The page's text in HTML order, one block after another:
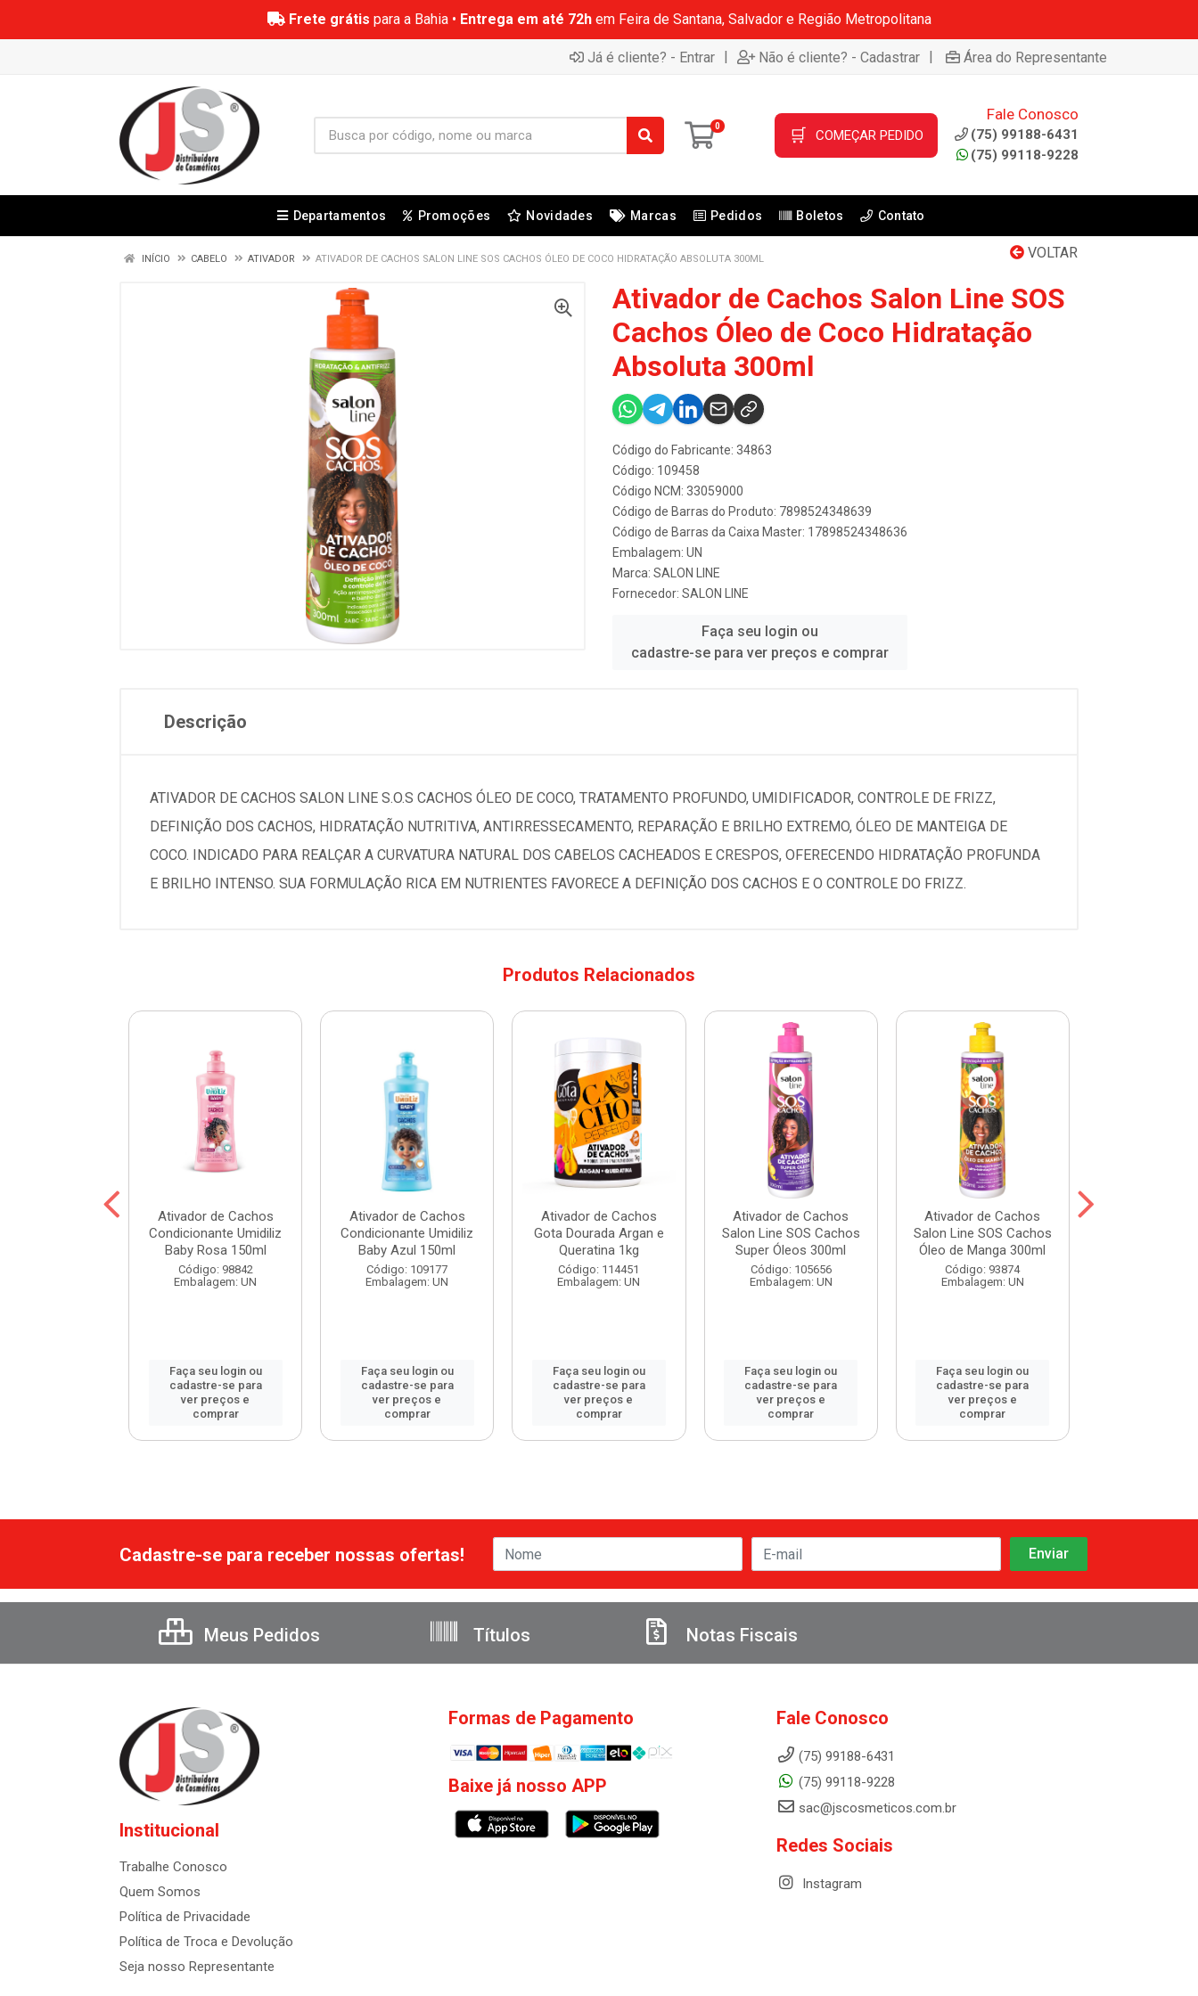
Frete grátis para a Bahia • Entrega em até 72hem Feira de Santana, Salvador e Região Metropolitana
Já é cliente? - Entrar | Não é cliente? - Cadastrar | Área do Representante
0 🛒 COMEÇAR PEDIDO
Fale Conosco
(75) 99188-6431
(75) 99118-9228
Departamentos Promoções Novidades Marcas Pedidos Boletos Contato
VOLTAR
INÍCIO CABELO ATIVADOR ATIVADOR DE CACHOS SALON LINE SOS CACHOS ÓLEO DE COCO HIDRATAÇÃO ABSOLUTA 300ML
Ativador de Cachos Salon Line SOS
Cachos Óleo de Coco Hidratação
Absoluta 300ml
Código do Fabricante: 34863
Código: 109458
Código NCM: 33059000
Código de Barras do Produto: 7898524348639
Código de Barras da Caixa Master: 17898524348636
Embalagem: UN
Marca: SALON LINE
Fornecedor: SALON LINE
Faça seu login ou
cadastre-se para ver preços e comprar
Descrição
ATIVADOR DE CACHOS SALON LINE S.O.S CACHOS ÓLEO DE COCO, TRATAMENTO PROFUNDO, UMIDIFICADOR, CONTROLE DE FRIZZ,
DEFINIÇÃO DOS CACHOS, HIDRATAÇÃO NUTRITIVA, ANTIRRESSECAMENTO, REPARAÇÃO E BRILHO EXTREMO, ÓLEO DE MANTEIGA DE
COCO. INDICADO PARA REALÇAR A CURVATURA NATURAL DOS CABELOS CACHEADOS E CRESPOS, OFERECENDO HIDRATAÇÃO PROFUNDA
E BRILHO INTENSO. SUA FORMULAÇÃO RICA EM NUTRIENTES FAVORECE A DEFINIÇÃO DOS CACHOS E O CONTROLE DO FRIZZ.
Produtos Relacionados
Ativador de Cachos
Condicionante Umidiliz
Baby Rosa 150ml
Código: 98842
Embalagem: UN
Faça seu login ou
cadastre-se para
ver preços e
comprar
Ativador de Cachos
Condicionante Umidiliz
Baby Azul 150ml
Código: 109177
Embalagem: UN
Faça seu login ou
cadastre-se para
ver preços e
comprar
Ativador de Cachos
Gota Dourada Argan e
Queratina 1kg
Código: 114451
Embalagem: UN
Faça seu login ou
cadastre-se para
ver preços e
comprar
Ativador de Cachos
Salon Line SOS Cachos
Super Óleos 300ml
Código: 105656
Embalagem: UN
Faça seu login ou
cadastre-se para
ver preços e
comprar
Ativador de Cachos
Salon Line SOS Cachos
Óleo de Manga 300ml
Código: 93874
Embalagem: UN
Faça seu login ou
cadastre-se para
ver preços e
comprar
Cadastre-se para receber nossas ofertas!
Meus Pedidos Títulos Notas Fiscais
Institucional
Trabalhe Conosco
Quem Somos
Política de Privacidade
Política de Troca e Devolução
Seja nosso Representante
Formas de Pagamento
Baixe já nosso APP
Fale Conosco
(75) 99188-6431
(75) 99118-9228
sac@jscosmeticos.com.br
Redes Sociais
Instagram